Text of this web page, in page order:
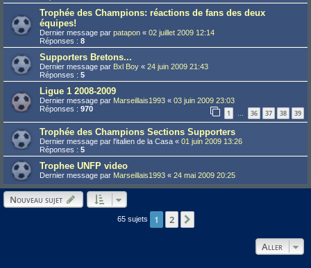
Trophée des Champions: réactions de fans des deux
équipes!
Dernier message par patapon « 02 juillet 2009 12:14
Réponses : 8
Supporters Bretons...
Dernier message par Bxl Boy « 24 juin 2009 21:43
Réponses : 5
Ligue 1 2008-2009
Dernier message par Marseillais1993 « 03 juin 2009 23:03
Réponses : 970 1 … 36 37 38 39
Trophée des Champions Sections Supporters
Dernier message par l'italien de la Casa « 01 juin 2009 13:26
Réponses : 5
Trophee UNFP video
Dernier message par Marseillais1993 « 24 mai 2009 20:25
Nouveau sujet
65 sujets 1 2
Aller